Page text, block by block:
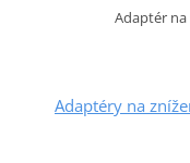
Adaptér na
Adaptéry na